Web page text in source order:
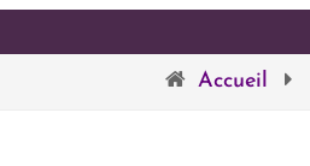
Accueil